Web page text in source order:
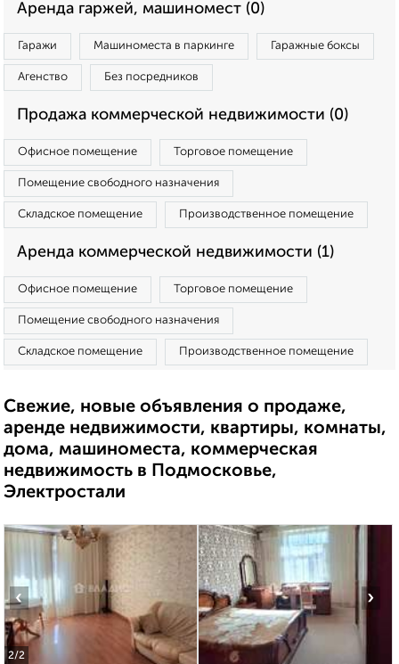
Аренда гаржей, машиномест (0)
Гаражи Машиноместа в паркинге Гаражные боксы
Агенство Без посредников
Продажа коммерческой недвижимости (0)
Офисное помещение Торговое помещение
Помещение свободного назначения
Складское помещение Производственное помещение
Аренда коммерческой недвижимости (1)
Офисное помещение Торговое помещение
Помещение свободного назначения
Складское помещение Производственное помещение
Свежие, новые объявления о продаже,
аренде недвижимости, квартиры, комнаты,
дома, машиноместа, коммерческая
недвижимость в Подмосковье,
Электростали
2/2
‹ ›